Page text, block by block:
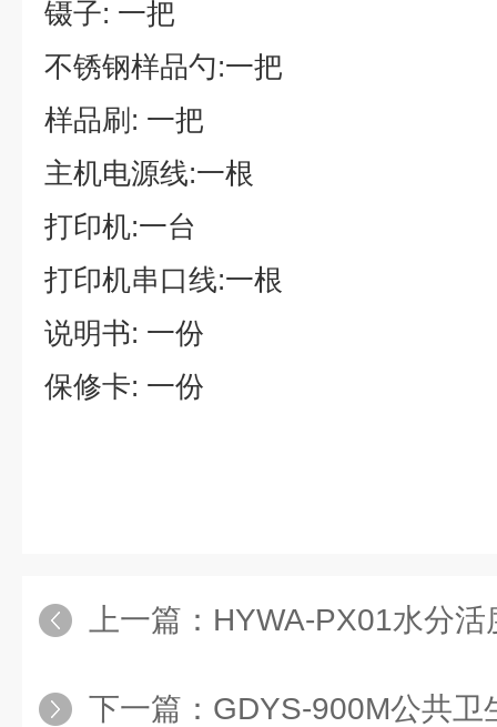
镊子: 一把
不锈钢样品勺:一把
样品刷: 一把
主机电源线:一根
打印机:一台
打印机串口线:一根
说明书: 一份
保修卡: 一份
上一篇： HYWA-PX01水分活
下一篇： GDYS-900M公共卫